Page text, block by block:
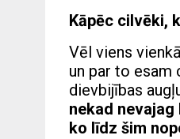
Kāpēc cilvēki,
Vēl viens
un par to esam
dievbijības
nekad
ko līdz šim